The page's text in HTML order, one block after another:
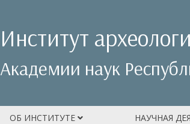
Институт
Академии наук
ОБ ИНСТИТУТЕ НАУЧНАЯ